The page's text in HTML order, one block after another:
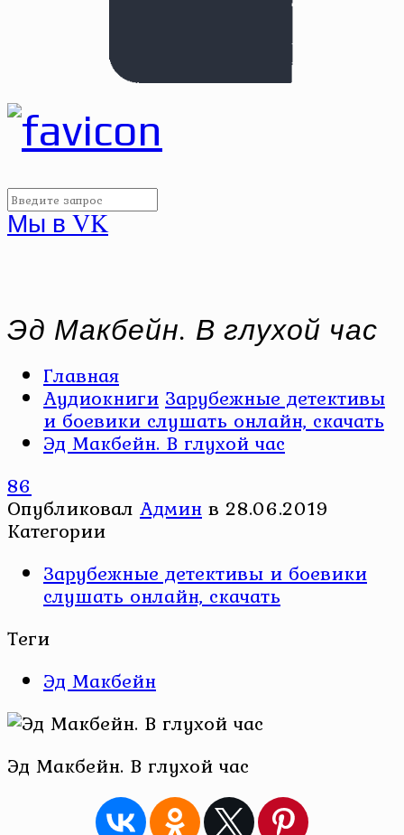
Мы в VK
Эд Макбейн. В глухой час
Главная
Аудиокниги Зарубежные детективы
и боевики слушать онлайн, скачать
Эд Макбейн. В глухой час
86
Опубликовал Админ в 28.06.2019
Категории
Зарубежные детективы и боевики
слушать онлайн, скачать
Теги
Эд Макбейн
Эд Макбейн. В глухой час